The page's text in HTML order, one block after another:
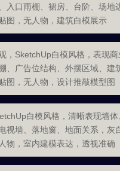
入口雨棚、裙房、台阶、场地
图，无人物，建筑白模展示
，SketchUp白模风格，表现商
、广告位结构、外摆区域、建
图，无人物，设计推敲模型图
白模风格，清晰表现墙体
视墙、落地窗、地面关系，灰
物，室内建模表达，透视准确